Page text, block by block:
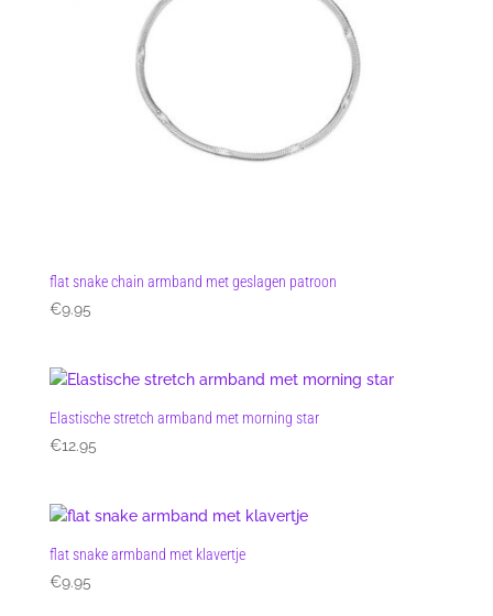
flat snake chain armband met geslagen patroon
€9.95
Elastische stretch armband met morning star
€12.95
flat snake armband met klavertje
€9.95